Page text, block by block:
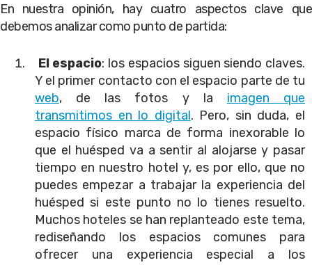
En nuestra opinión, hay cuatro aspectos clave que
debemos analizar como punto de partida:
El espacio: los espacios siguen siendo claves.
Y el primer contacto con el espacio parte de tu
web, de las fotos y la imagen que
transmitimos en lo digital. Pero, sin duda, el
espacio físico marca de forma inexorable lo
que el huésped va a sentir al alojarse y pasar
tiempo en nuestro hotel y, es por ello, que no
puedes empezar a trabajar la experiencia del
huésped si este punto no lo tienes resuelto.
Muchos hoteles se han replanteado este tema,
rediseñando los espacios comunes para
ofrecer una experiencia especial a los